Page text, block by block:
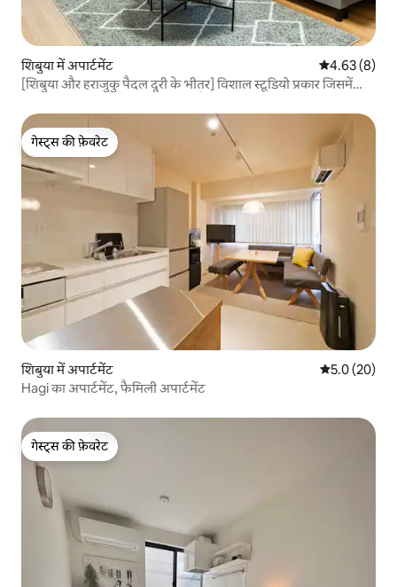
शिबुया में अपार्टमेंट औसत रेटिंग 5 में
4.63 (8)
[शिबुया और हराजुकु पैदल दूरी के भीतर] विशाल स्टूडियो प्रकार जिसमें
गेस्ट्स की फ़ेवरेट
गेस्ट्स की फ़ेवरेट
शिबुया में अपार्टमेंट औसत रेटिंग 5
5.0 (20)
Hagi का अपार्टमेंट, फैमिली अपार्टमेंट
गेस्ट्स की फ़ेवरेट
गेस्ट्स की फ़ेवरेट